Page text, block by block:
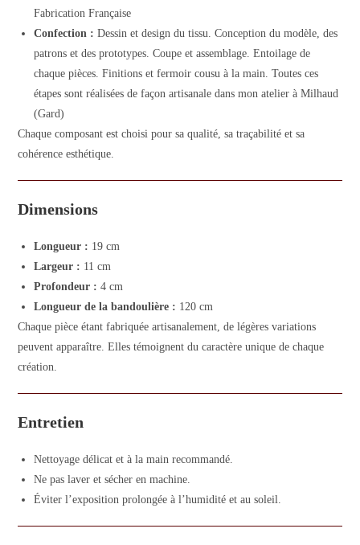
Fabrication Française
Confection : Dessin et design du tissu. Conception du modèle, des
patrons et des prototypes. Coupe et assemblage. Entoilage de
chaque pièces. Finitions et fermoir cousu à la main. Toutes ces
étapes sont réalisées de façon artisanale dans mon atelier à Milhaud
(Gard)
Chaque composant est choisi pour sa qualité, sa traçabilité et sa
cohérence esthétique.
Dimensions
Longueur : 19 cm
Largeur : 11 cm
Profondeur : 4 cm
Longueur de la bandoulière : 120 cm
Chaque pièce étant fabriquée artisanalement, de légères variations
peuvent apparaître. Elles témoignent du caractère unique de chaque
création.
Entretien
Nettoyage délicat et à la main recommandé.
Ne pas laver et sécher en machine.
Éviter l’exposition prolongée à l’humidité et au soleil.